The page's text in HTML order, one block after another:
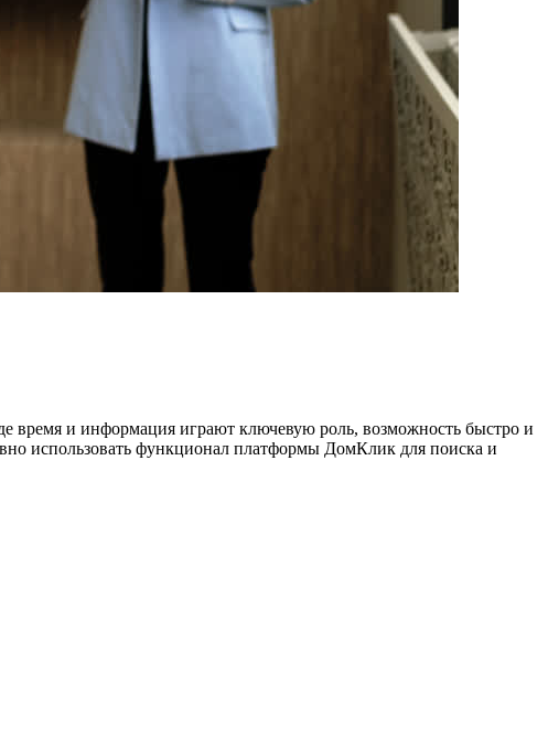
время и информация играют ключевую роль, возможность быстро и
использовать функционал платформы ДомКлик для поиска и